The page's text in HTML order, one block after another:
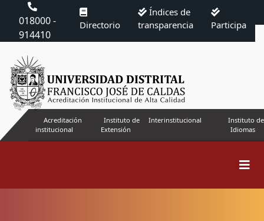
018000 -
914410
Directorio
Índices de
transparencia
Participa
Acreditación
institucional
Instituto de
Extensión
Interinstitucional
Instituto de
Idiomas